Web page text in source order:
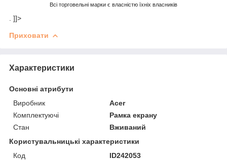
Всі торговельні марки є власністю їхніх власників
. ]]>
Приховати
Характеристики
Основні атрибути
Виробник
Acer
Комплектуючі
Рамка екрану
Стан
Вживаний
Користувальницькі характеристики
Код
ID242053